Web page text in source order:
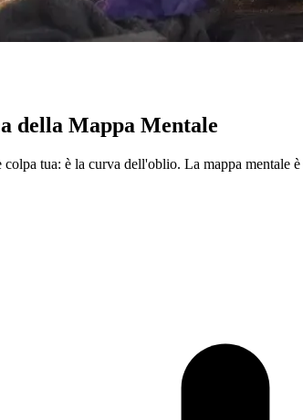
della Mappa Mentale
tua: è la curva dell'oblio. La mappa mentale